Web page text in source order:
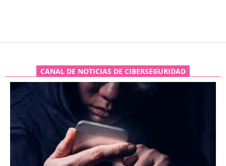
CANAL DE NOTICIAS DE CIBERSEGURIDAD